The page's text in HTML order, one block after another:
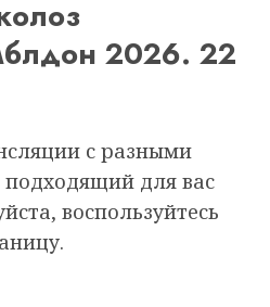
2026. 22
с разными
для вас
воспользуйтесь